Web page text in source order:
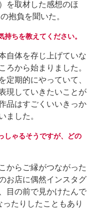
を取材した感想のほ
抱負を聞いた。
ちを教えてください。
自体を存じ上げていな
ろから始まりました。
定期的にやっていて、
現していきたいことが
品はすごくいいきっか
ました。
しゃるそうですが、どの
からご縁がつながった
お店に偶然インスタグ
目の前で見かけたんで
たりしたこともあり